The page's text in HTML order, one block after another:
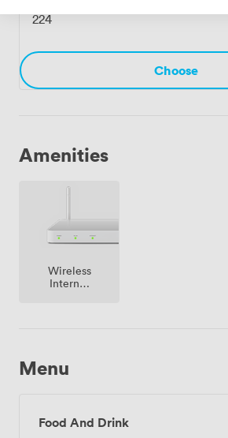
224
Choose
Amenities
Wireless
Internet
Menu
Food And Drink